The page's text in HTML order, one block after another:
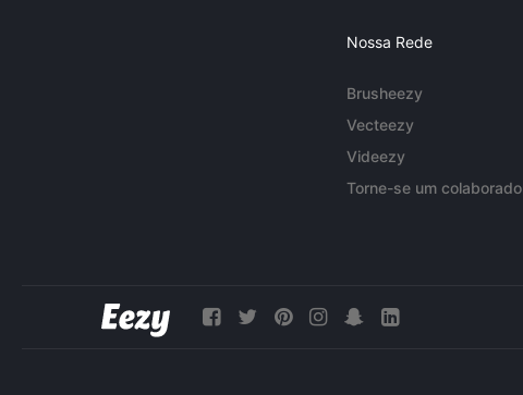
Nossa Rede
Brusheezy
Vecteezy
Videezy
Torne-se um